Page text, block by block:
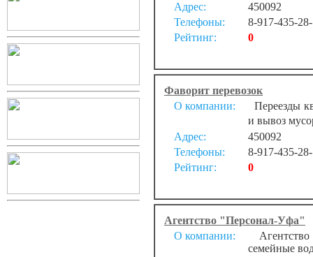
Адрес:
450092
Телефоны:
8-917-435-
Рейтинг:
0
Фаворит перевозок
О компании:
Переезды
и вывоз
Адрес:
450092
Телефоны:
8-917-435-
Рейтинг:
0
Агентство "Персонал-Уфа"
О компании:
Агентство
семейные